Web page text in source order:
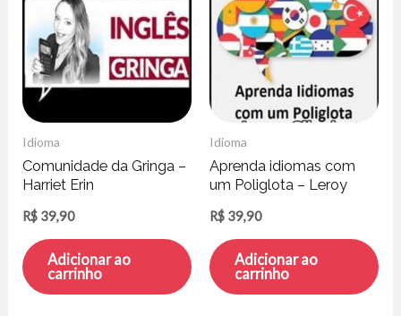
Idioma
Comunidade da Gringa –
Harriet Erin
R$ 39,90
Adicionar ao
carrinho
Idioma
Aprenda idiomas com
um Poliglota – Leroy
R$ 39,90
Adicionar ao
carrinho